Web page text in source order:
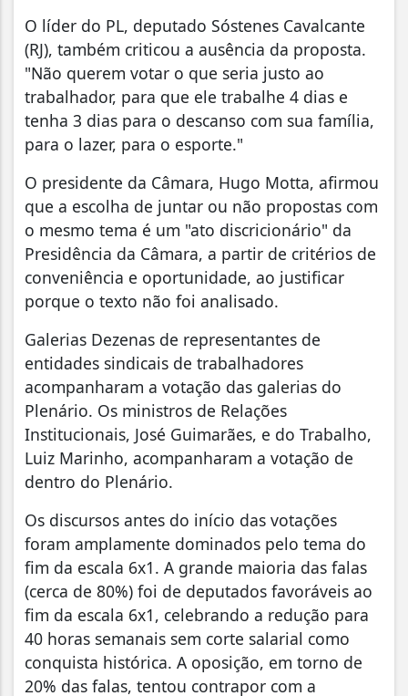
O líder do PL, deputado Sóstenes Cavalcante
(RJ), também criticou a ausência da proposta.
"Não querem votar o que seria justo ao
trabalhador, para que ele trabalhe 4 dias e
tenha 3 dias para o descanso com sua família,
para o lazer, para o esporte."
O presidente da Câmara, Hugo Motta, afirmou
que a escolha de juntar ou não propostas com
o mesmo tema é um "ato discricionário" da
Presidência da Câmara, a partir de critérios de
conveniência e oportunidade, ao justificar
porque o texto não foi analisado.
Galerias Dezenas de representantes de
entidades sindicais de trabalhadores
acompanharam a votação das galerias do
Plenário. Os ministros de Relações
Institucionais, José Guimarães, e do Trabalho,
Luiz Marinho, acompanharam a votação de
dentro do Plenário.
Os discursos antes do início das votações
foram amplamente dominados pelo tema do
fim da escala 6x1. A grande maioria das falas
(cerca de 80%) foi de deputados favoráveis ao
fim da escala 6x1, celebrando a redução para
40 horas semanais sem corte salarial como
conquista histórica. A oposição, em torno de
20% das falas, tentou contrapor com a